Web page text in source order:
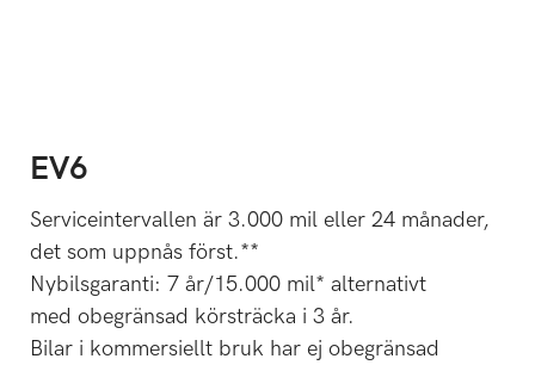
EV6
Serviceintervallen är 3.000 mil eller 24 månader,
det som uppnås först.**
Nybilsgaranti: 7 år/15.000 mil* alternativt
med obegränsad körsträcka i 3 år.
Bilar i kommersiellt bruk har ej obegränsad